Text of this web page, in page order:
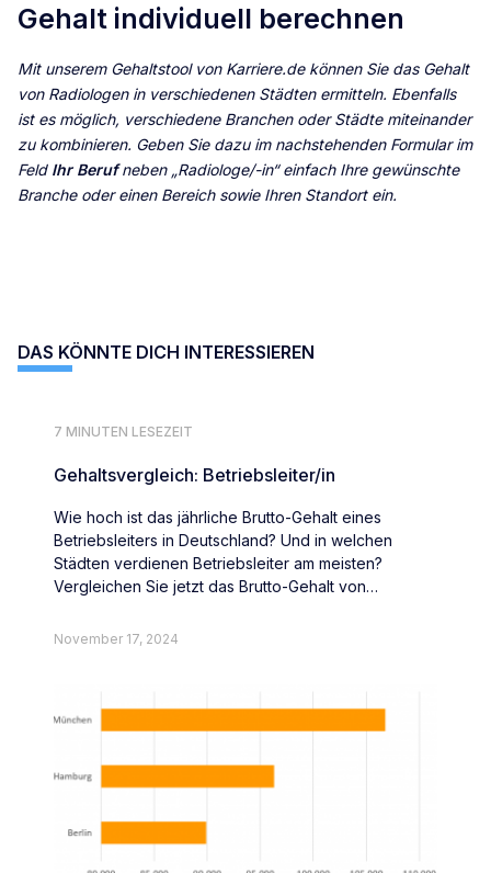
Gehalt individuell berechnen
Mit unserem Gehaltstool von Karriere.de können Sie das Gehalt
von Radiologen in verschiedenen Städten ermitteln. Ebenfalls
ist es möglich, verschiedene Branchen oder Städte miteinander
zu kombinieren. Geben Sie dazu im nachstehenden Formular im
Feld Ihr Berufneben „Radiologe/-in“ einfach Ihre gewünschte
Branche oder einen Bereich sowie Ihren Standort ein.
DAS KÖNNTE DICH INTERESSIEREN
7 MINUTEN LESEZEIT
Gehaltsvergleich: Betriebsleiter/in
Wie hoch ist das jährliche Brutto-Gehalt eines
Betriebsleiters in Deutschland? Und in welchen
Städten verdienen Betriebsleiter am meisten?
Vergleichen Sie jetzt das Brutto-Gehalt von
November 17, 2024